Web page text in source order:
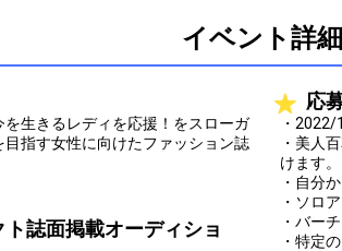
イベント詳細
生きるレディを応援！をスローガ
指す女性に向けたファッション誌
誌面掲載オーディショ
応
・
・美人
けます。
・自分
・ソロ
・バー
・特定